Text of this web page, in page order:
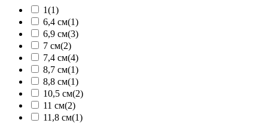
1(1)
6,4 см(1)
6,9 см(3)
7 см(2)
7,4 см(4)
8,7 см(1)
8,8 см(1)
10,5 см(2)
11 см(2)
11,8 см(1)